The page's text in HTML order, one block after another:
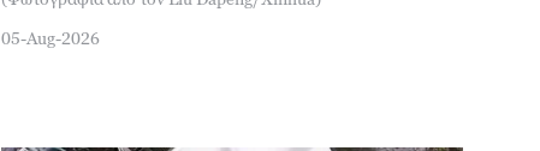
05-Aug-2026